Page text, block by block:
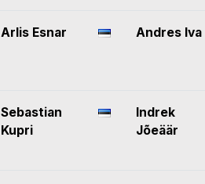
Arlis Esnar Andres Iva
Sebastian
Kupri
Indrek
Jõeäär